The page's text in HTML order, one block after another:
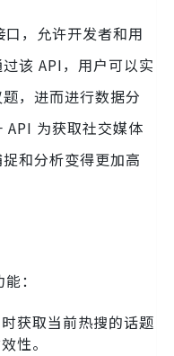
，允许开发者和用
该 API，用户可以实
，进而进行数据分
API 为获取社交媒体
和分析变得更加高
：
获取当前热搜的话题
性。